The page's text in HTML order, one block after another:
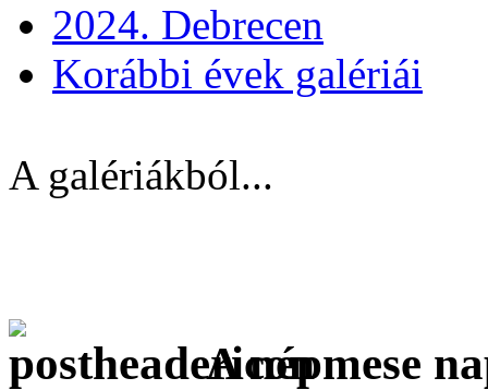
2024. Debrecen
Korábbi évek galériái
A galériákból...
A népmese